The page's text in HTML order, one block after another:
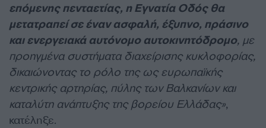
επόμενης πενταετίας, η Εγνατία Οδός θα
μετατραπεί σε έναν ασφαλή, έξυπνο, πράσινο
και ενεργειακά αυτόνομο αυτοκινητόδρομο, με
προηγμένα συστήματα διαχείρισης κυκλοφορίας,
δικαιώνοντας το ρόλο της ως ευρωπαϊκής
κεντρικής αρτηρίας, πύλης των Βαλκανίων και
καταλύτη ανάπτυξης της βορείου Ελλάδας»,
κατέληξε.